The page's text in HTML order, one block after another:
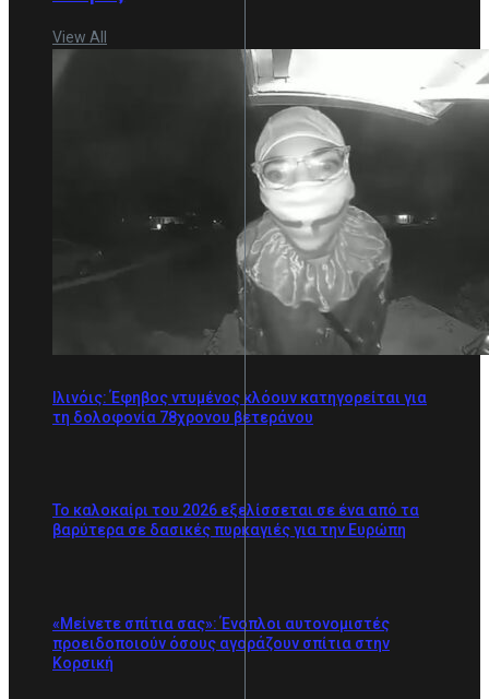
View All
Ιλινόις: Έφηβος ντυμένος κλόουν κατηγορείται για
τη δολοφονία 78χρονου βετεράνου
Το καλοκαίρι του 2026 εξελίσσεται σε ένα από τα
βαρύτερα σε δασικές πυρκαγιές για την Ευρώπη
«Μείνετε σπίτια σας»: Ένοπλοι αυτονομιστές
προειδοποιούν όσους αγοράζουν σπίτια στην
Κορσική